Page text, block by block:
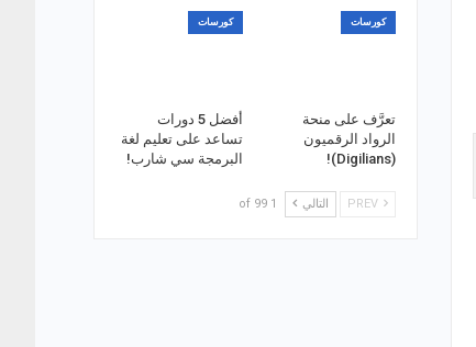
كورسات
تعرَّف على منحة
الرواد الرقميون
(Digilians)!
كورسات
أفضل 5 دورات
تساعد على تعليم لغة
البرمجة سي شارب!
التالي 1 of 99